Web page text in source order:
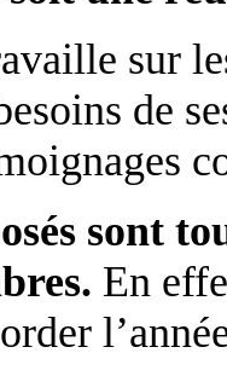
sur
de
sont
En